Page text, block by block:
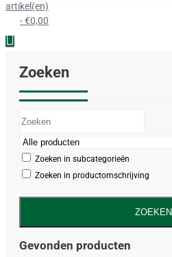
artikel(en)
- €0,00
Zoeken
Zoeken in subcategorieën
Zoeken in productomschrijving
ZOEKEN
Gevonden producten